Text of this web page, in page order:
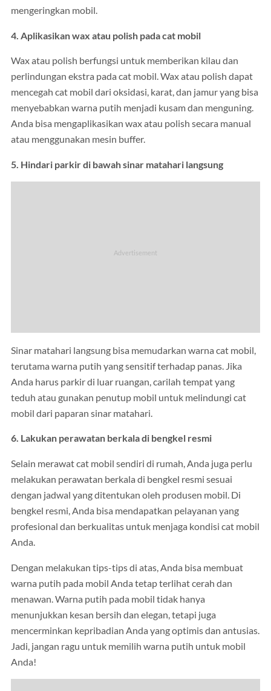
mengeringkan mobil.
4. Aplikasikan wax atau polish pada cat mobil
Wax atau polish berfungsi untuk memberikan kilau dan
perlindungan ekstra pada cat mobil. Wax atau polish dapat
mencegah cat mobil dari oksidasi, karat, dan jamur yang bisa
menyebabkan warna putih menjadi kusam dan menguning.
Anda bisa mengaplikasikan wax atau polish secara manual
atau menggunakan mesin buffer.
5. Hindari parkir di bawah sinar matahari langsung
Sinar matahari langsung bisa memudarkan warna cat mobil,
terutama warna putih yang sensitif terhadap panas. Jika
Anda harus parkir di luar ruangan, carilah tempat yang
teduh atau gunakan penutup mobil untuk melindungi cat
mobil dari paparan sinar matahari.
6. Lakukan perawatan berkala di bengkel resmi
Selain merawat cat mobil sendiri di rumah, Anda juga perlu
melakukan perawatan berkala di bengkel resmi sesuai
dengan jadwal yang ditentukan oleh produsen mobil. Di
bengkel resmi, Anda bisa mendapatkan pelayanan yang
profesional dan berkualitas untuk menjaga kondisi cat mobil
Anda.
Dengan melakukan tips-tips di atas, Anda bisa membuat
warna putih pada mobil Anda tetap terlihat cerah dan
menawan. Warna putih pada mobil tidak hanya
menunjukkan kesan bersih dan elegan, tetapi juga
mencerminkan kepribadian Anda yang optimis dan antusias.
Jadi, jangan ragu untuk memilih warna putih untuk mobil
Anda!